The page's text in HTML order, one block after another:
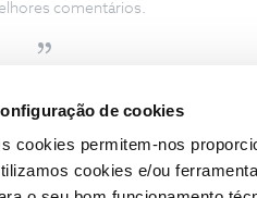
de cookies
cookies permitem-nos
cookies e/ou
comentários.